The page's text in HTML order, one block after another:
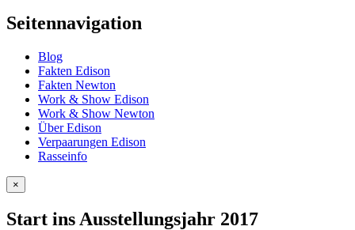
Seitennavigation
Blog
Fakten Edison
Fakten Newton
Work & Show Edison
Work & Show Newton
Über Edison
Verpaarungen Edison
Rasseinfo
×
Start ins Ausstellungsjahr 2017